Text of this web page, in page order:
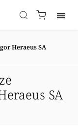
Heraeus SA
SA